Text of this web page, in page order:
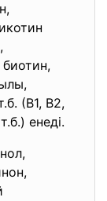
(В1, В2,
енеді.